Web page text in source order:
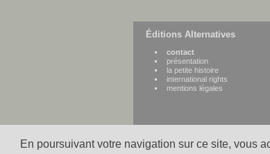
En poursuivant votre navigation sur ce site, vous
Éditions Alternatives
contact
présentation
la petite histoire
international rights
mentions légales